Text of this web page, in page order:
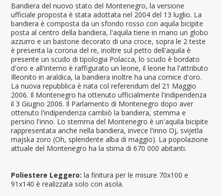
Bandiera del nuovo stato del Montenegro, la versione
ufficiale proposta è stata adottata nel 2004 del 13 luglio. La
bandiera è composta da un sfondo rosso con aquila bicipite
posta al centro della bandiera, l'aquila tiene in mano un globo
azzurro e un bastone decorato di una croce, sopra le 2 teste
è presenta la corona del re, inoltre sul petto dell'aquila è
presente un scudo di tipologia Polacca, lo scudo è bordato
d'oro e all'interno è raffigurato un leone, il leone ha l'attributo
Illeonito in araldica, la bandiera inoltre ha una cornice d'oro.
La nuova repubblica è nata col referendum del 21 Maggio
2006. Il Montenegro ha ottenuto ufficialmente l'indipendenza
il 3 Giugno 2006. Il Parlamento di Montenegro dopo aver
ottenuto l'indipendenza cambiò la bandiera, stemma e
persino l'inno. Lo stemma del Montenegro è un'aquila bicipite
rappresentata anche nella bandiera, invece l'inno Oj, svijetla
majska zoro (Oh, splendente alba di maggio). La popolazione
attuale del Montenegro ha la stima di 670 000 abitanti.
Poliestere Leggero: la finitura per le misure 70x100 e
91x140 è realizzata solo con asola.